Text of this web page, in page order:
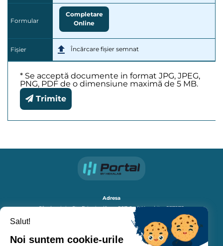
Formular
Completare
Online
Fișier Încărcare fișier semnat
* Se acceptă documente in format JPG, JPEG,
PNG, PDF de o dimensiune maximă de 5 MB.
Trimite
Adresa
Sândominic, Str. Principală, nr. 507, Jud. Harghita, 537275
Contact:
Salut!
Noi suntem cookie-urile